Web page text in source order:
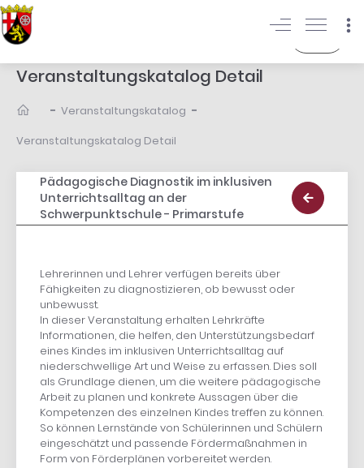
Veranstaltungskatalog Detail
- Veranstaltungskatalog -
Veranstaltungskatalog Detail
Pädagogische Diagnostik im inklusiven
Unterrichtsalltag an der
Schwerpunktschule - Primarstufe
Lehrerinnen und Lehrer verfügen bereits über
Fähigkeiten zu diagnostizieren, ob bewusst oder
unbewusst.
In dieser Veranstaltung erhalten Lehrkräfte
Informationen, die helfen, den Unterstützungsbedarf
eines Kindes im inklusiven Unterrichtsalltag auf
niederschwellige Art und Weise zu erfassen. Dies soll
als Grundlage dienen, um die weitere pädagogische
Arbeit zu planen und konkrete Aussagen über die
Kompetenzen des einzelnen Kindes treffen zu können.
So können Lernstände von Schülerinnen und Schülern
eingeschätzt und passende Fördermaßnahmen in
Form von Förderplänen vorbereitet werden.